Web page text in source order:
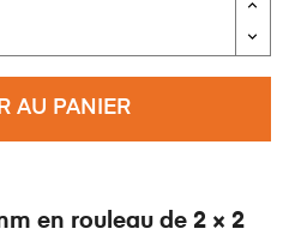
AU PANIER
en rouleau de 2 × 2